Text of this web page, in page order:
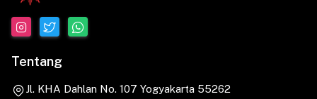
Tentang
Jl. KHA Dahlan No. 107 Yogyakarta 55262